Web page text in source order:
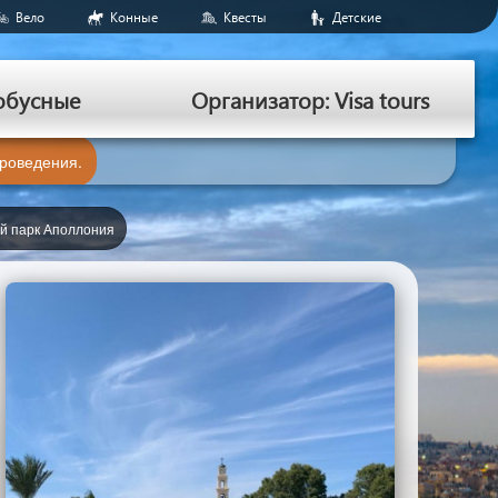
Вело Конные Квесты Детские
Организатор: Visa tours
парк Аполлония